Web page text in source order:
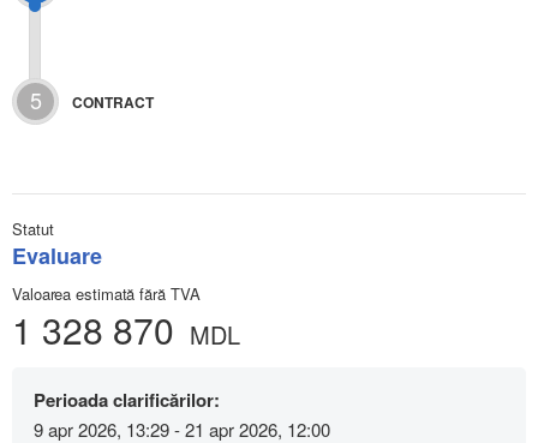
5 CONTRACT
Statut
Evaluare
Valoarea estimată fără TVA
1 328 870 MDL
Perioada clarificărilor:
9 apr 2026, 13:29 - 21 apr 2026, 12:00